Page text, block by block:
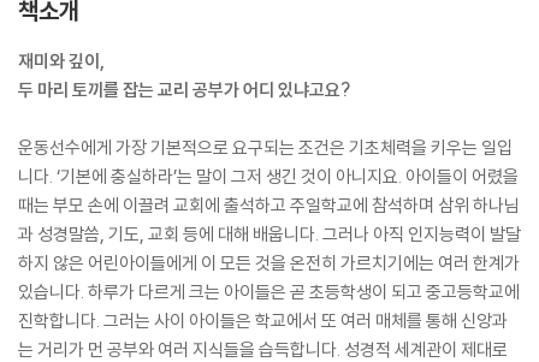
책소개
재미와 깊이,
두 마리 토끼를 잡는 교리 공부가 어디 있냐고요?
운동선수에게 가장 기본적으로 요구되는 조건은 기초체력을 키우는 일입
니다. ‘기본에 충실하라’는 말이 그저 생긴 것이 아니지요. 아이들이 어렸을
때는 부모 손에 이끌려 교회에 출석하고 주일학교에 참석하며 삼위 하나님
과 성경말씀, 기도, 교회 등에 대해 배웁니다. 그러나 아직 인지능력이 발달
하지 않은 어린아이들에게 이 모든 것을 온전히 가르치기에는 여러 한계가
있습니다. 하루가 다르게 크는 아이들은 곧 초등학생이 되고 중고등학교에
진학합니다. 그러는 사이 아이들은 학교에서 또 여러 매체를 통해 신앙과
는 거리가 먼 공부와 여러 지식들을 습득합니다. 성경적 세계관이 제대로